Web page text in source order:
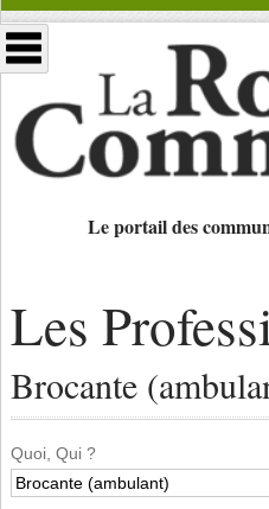
Le portail des
Les
Brocante
Quoi, Qui ?